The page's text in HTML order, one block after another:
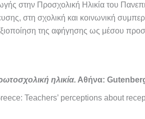
στην Προσχολική Ηλικία του
στη σχολική και κοινωνική
της αφήγησης ως μέσου
ηλικία. Αθήνα:
Teachers’ perceptions about